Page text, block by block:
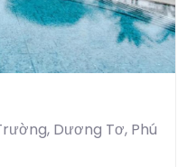
Dương Tơ, Phú